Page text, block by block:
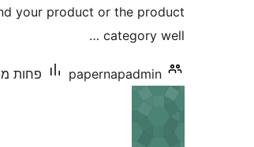
your product or the product
category well …
papernapadmin פחות מ-10 התקנות